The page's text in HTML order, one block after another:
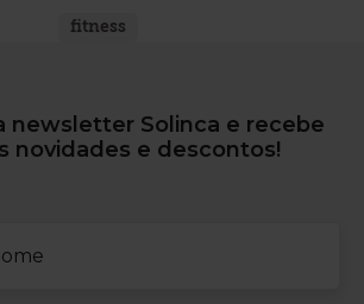
fitness
newsletter Solinca e recebe
novidades e descontos!